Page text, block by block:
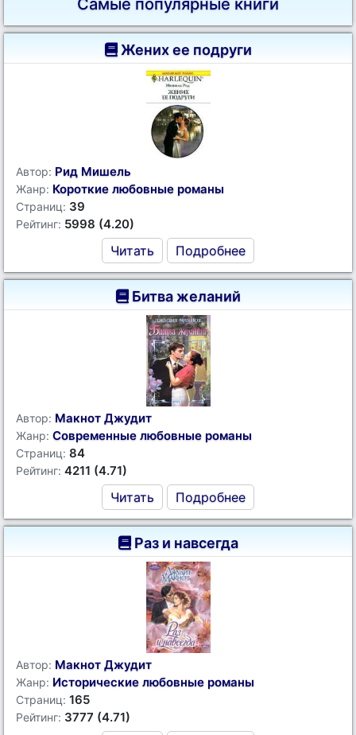
Самые популярные книги
Жених ее подруги
Автор: Рид Мишель
Жанр: Короткие любовные романы
Страниц: 39
Рейтинг: 5998 (4.20)
Читать Подробнее
Битва желаний
Автор: Макнот Джудит
Жанр: Современные любовные романы
Страниц: 84
Рейтинг: 4211 (4.71)
Читать Подробнее
Раз и навсегда
Автор: Макнот Джудит
Жанр: Исторические любовные романы
Страниц: 165
Рейтинг: 3777 (4.71)